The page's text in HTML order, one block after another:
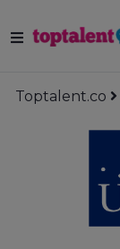
Toptalent.co